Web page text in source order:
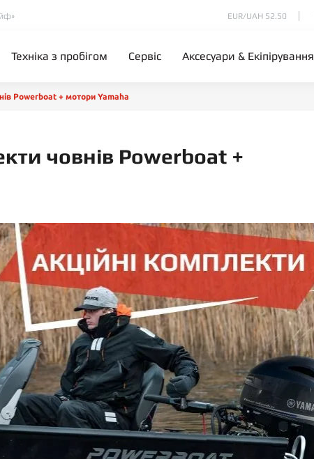
EUR/UAH 52.50
Техніка з пробігом Сервіс Аксесуари & Екіпірування
Powerboat + мотори Yamaha
човнів Powerboat +